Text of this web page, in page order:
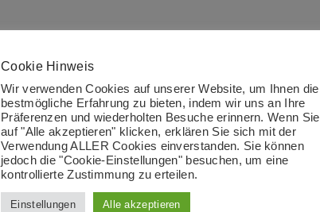
Cookie Hinweis
Wir verwenden Cookies auf unserer Website, um Ihnen die
bestmögliche Erfahrung zu bieten, indem wir uns an Ihre
Präferenzen und wiederholten Besuche erinnern. Wenn Sie
auf "Alle akzeptieren" klicken, erklären Sie sich mit der
Verwendung ALLER Cookies einverstanden. Sie können
jedoch die "Cookie-Einstellungen" besuchen, um eine
kontrollierte Zustimmung zu erteilen.
Einstellungen Alle akzeptieren